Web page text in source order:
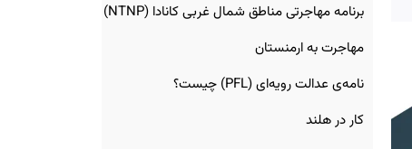
برنامه مهاجرتی مناطق شمال غربی کانادا (NTNP)
مهاجرت به ارمنستان
نامه‌ی عدالت رویه‌ای (PFL) چیست؟
کار در هلند